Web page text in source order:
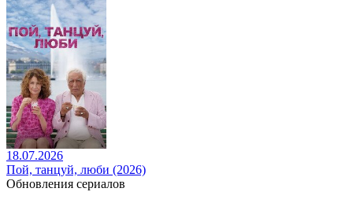
18.07.2026
Пой, танцуй, люби (2026)
Обновления сериалов